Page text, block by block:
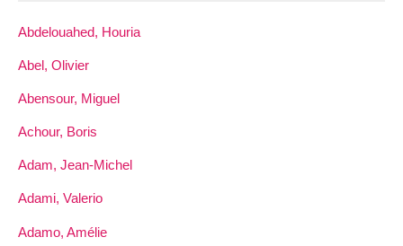
Abdelouahed, Houria
Abel, Olivier
Abensour, Miguel
Achour, Boris
Adam, Jean-Michel
Adami, Valerio
Adamo, Amélie